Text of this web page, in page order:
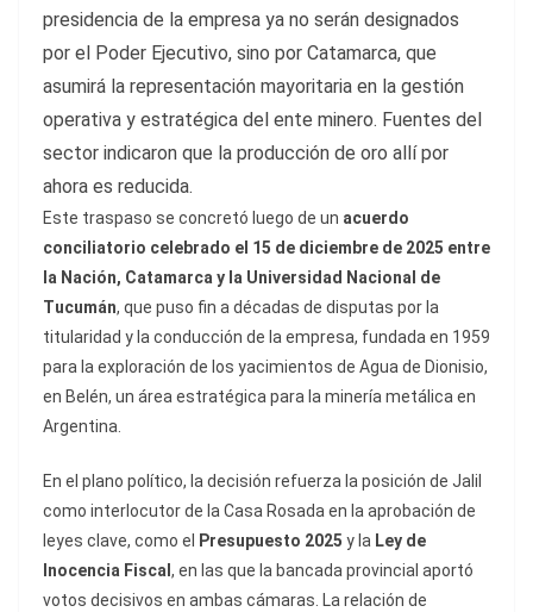
presidencia de la empresa ya no serán designados
por el Poder Ejecutivo, sino por Catamarca, que
asumirá la representación mayoritaria en la gestión
operativa y estratégica del ente minero. Fuentes del
sector indicaron que la producción de oro allí por
ahora es reducida.
Este traspaso se concretó luego de un acuerdo
conciliatorio celebrado el 15 de diciembre de 2025 entre
la Nación, Catamarca y la Universidad Nacional de
Tucumán, que puso fin a décadas de disputas por la
titularidad y la conducción de la empresa, fundada en 1959
para la exploración de los yacimientos de Agua de Dionisio,
en Belén, un área estratégica para la minería metálica en
Argentina.
En el plano político, la decisión refuerza la posición de Jalil
como interlocutor de la Casa Rosada en la aprobación de
leyes clave, como el
Presupuesto 2025 y la Ley de
Inocencia Fiscal , en las que la bancada provincial aportó
votos decisivos en ambas cámaras. La relación de